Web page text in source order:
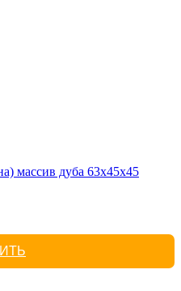
массив дуба 63х45х45